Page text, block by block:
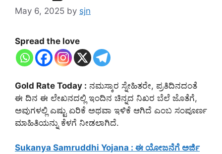
May 6, 2025 by sjn
Spread the love
Gold Rate Today : ನಮಸ್ಕಾರ ಸ್ನೇಹಿತರೇ, ಪ್ರತಿದಿನದಂತೆ
ಈ ದಿನ ಈ ಲೇಖನದಲ್ಲಿ ಇಂದಿನ ಚಿನ್ನದ ನಿಖರ ಬೆಲೆ ಜೊತೆಗೆ,
ಅವುಗಳಲ್ಲಿ ಎಷ್ಟು ಏರಿಕೆ ಅಥವಾ ಇಳಿಕೆ ಆಗಿದೆ ಎಂಬ ಸಂಪೂರ್ಣ
ಮಾಹಿತಿಯನ್ನು ಕೆಳಗೆ ನೀಡಲಾಗಿದೆ.
Sukanya Samruddhi Yojana : ಈ ಯೋಜನೆಗೆ ಅರ್ಜಿ